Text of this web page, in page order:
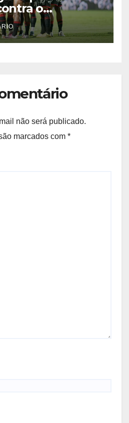
o
as decisões
não será publicado.
marcados com *